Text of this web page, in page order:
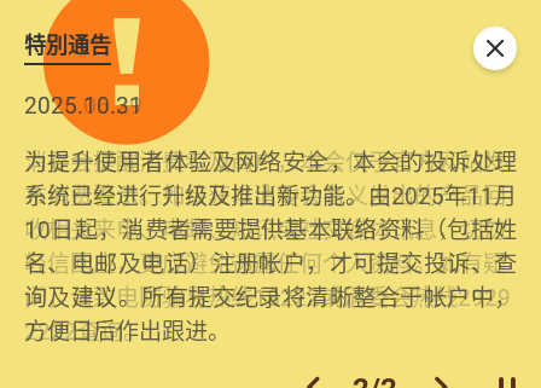
特別通告
2026.06.29
消委会提醒消费者及商户，本会仅于官方网站发
布消费警示。如接获以消委会名义发出的产品回
收相关来电、电邮、短讯或社交媒体讯息，切勿
轻信回应，更应避免透露任何个人资料。如有疑
问，请致电防骗易热线18222或消委会热线2929
2222查询。
2025.10.31
为提升使用者体验及网络安全，本会的投诉处理
系统已经进行升级及推出新功能。由2025年11月
10日起，消费者需要提供基本联络资料（包括姓
名、电邮及电话）注册帐户，才可提交投诉、查
询及建议。所有提交纪录将清晰整合于帐户中，
方便日后作出跟进。
关闭